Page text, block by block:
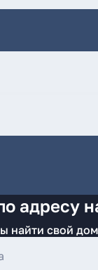
адресу
найти свой дом